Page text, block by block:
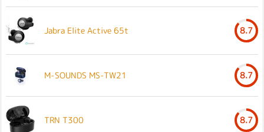
Jabra Elite Active 65t 8.7
M-SOUNDS MS-TW21 8.7
TRN T300 8.7